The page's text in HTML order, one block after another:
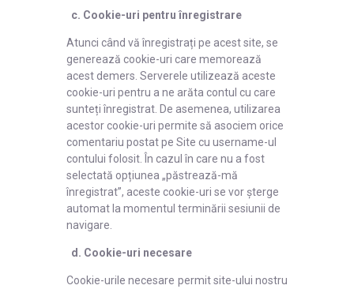
c. Cookie-uri pentru înregistrare
Atunci când vă înregistrați pe acest site, se
generează cookie-uri care memorează
acest demers. Serverele utilizează aceste
cookie-uri pentru a ne arăta contul cu care
sunteți înregistrat. De asemenea, utilizarea
acestor cookie-uri permite să asociem orice
comentariu postat pe Site cu username-ul
contului folosit. În cazul în care nu a fost
selectată opțiunea „păstrează-mă
înregistrat”, aceste cookie-uri se vor șterge
automat la momentul terminării sesiunii de
navigare.
d. Cookie-uri necesare
Cookie-urile necesare permit site-ului nostru